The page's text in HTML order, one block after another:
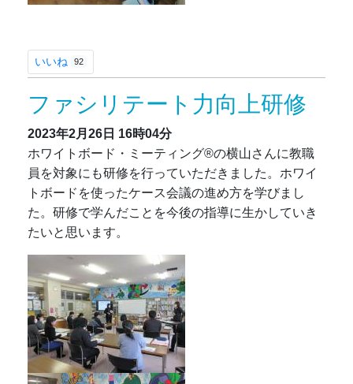
いいね 92
ファシリテート力向上研修
2023年2月26日 16時04分
ホワイトボード・ミーティング®の横山さんに教職
員を対象にも研修を行っていただきました。ホワイ
トボードを使ったケース会議の進め方を学びまし
た。研修で学んだことを今後の指導に生かしていき
たいと思います。